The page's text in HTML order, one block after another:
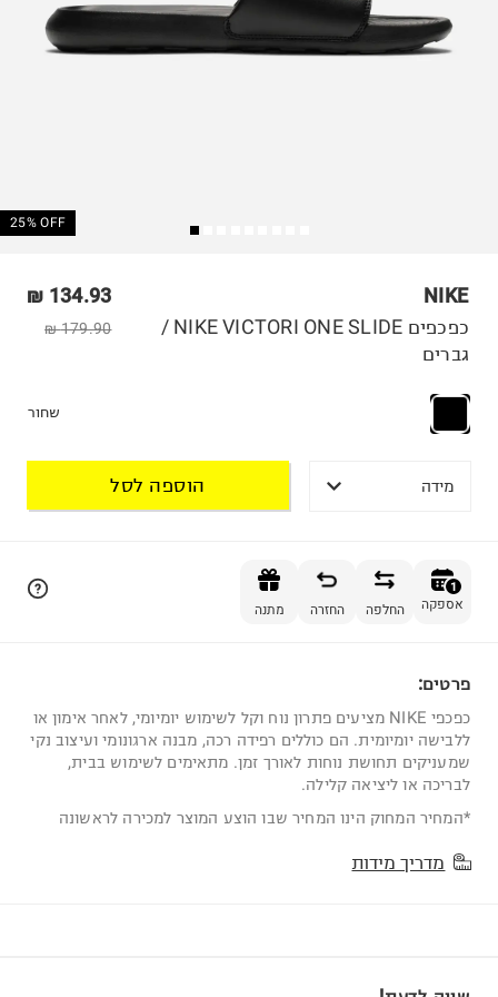
25% OFF
NIKE
134.93 ₪
179.90 ₪
כפכפים NIKE VICTORI ONE SLIDE /
גברים
שחור
מידה הוספה לסל
1
אספקה החלפה החזרה מתנה
פרטים:
כפכפי NIKE מציעים פתרון נוח וקל לשימוש יומיומי, לאחר אימון או
ללבישה יומיומית. הם כוללים רפידה רכה, מבנה ארגונומי ועיצוב נקי
שמעניקים תחושת נוחות לאורך זמן. מתאימים לשימוש בבית,
לבריכה או ליציאה קלילה.
*המחיר המחוק הינו המחיר שבו הוצע המוצר למכירה לראשונה
מדריך מידות